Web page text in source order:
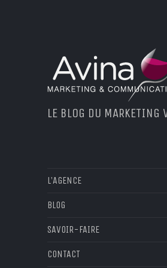
LE BLOG DU MARKETING
L’AGENCE
BLOG
SAVOIR-FAIRE
CONTACT